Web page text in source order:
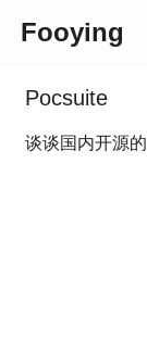
Fooying
Pocsuite
谈谈国内开源